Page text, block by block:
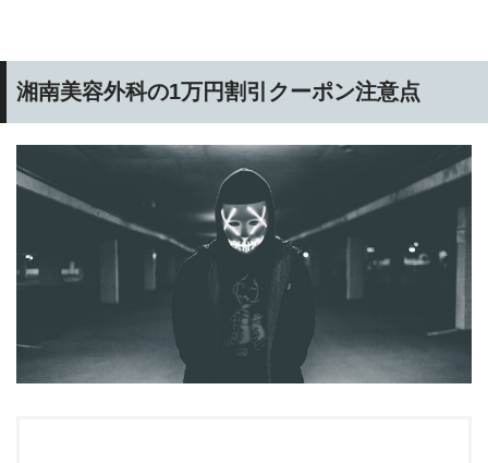
湘南美容外科の1万円割引クーポン注意点